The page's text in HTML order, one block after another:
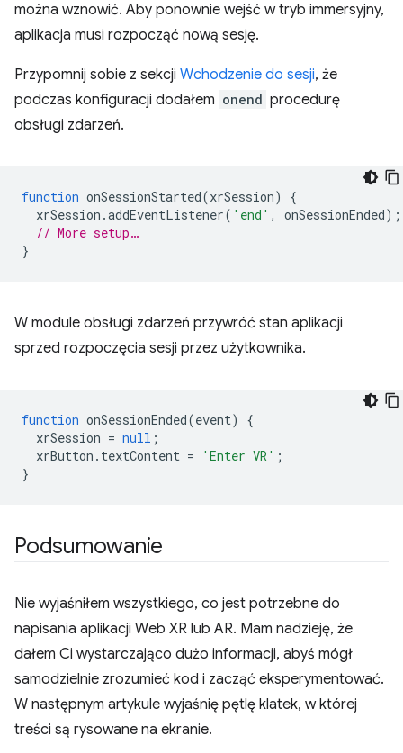
można wznowić. Aby ponownie wejść w tryb immersyjny,
aplikacja musi rozpocząć nową sesję.
Przypomnij sobie z sekcji Wchodzenie do sesji, że
podczas konfiguracji dodałem onend procedurę
obsługi zdarzeń.
function onSessionStarted(xrSession)
{
xrSession .addEventListener( 'end' , onSessionEnded);
// More setup…
}
W module obsługi zdarzeń przywróć stan aplikacji
sprzed rozpoczęcia sesji przez użytkownika.
function onSessionEnded(event)
{
xrSession = null ;
xrButton . textContent = 'Enter VR' ;
}
Podsumowanie
Nie wyjaśniłem wszystkiego, co jest potrzebne do
napisania aplikacji Web XR lub AR. Mam nadzieję, że
dałem Ci wystarczająco dużo informacji, abyś mógł
samodzielnie zrozumieć kod i zacząć eksperymentować.
W następnym artykule wyjaśnię pętlę klatek, w której
treści są rysowane na ekranie.